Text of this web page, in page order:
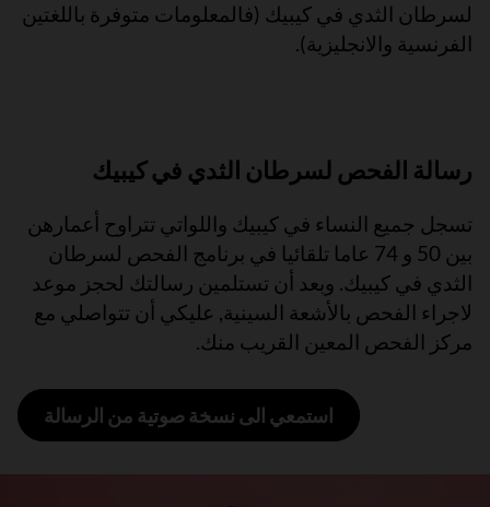
لسرطان الثدي في كيبيك (فالمعلومات متوفرة باللغتين
الفرنسية والانجليزية).
رسالة الفحص لسرطان الثدي في كيبيك
تسجل جميع النساء في كيبيك واللواتي تتراوح أعمارهن
بين 50 و 74 عاما تلقائيا في برنامج الفحص لسرطان
الثدي في كيبيك. وبعد أن تستلمين رسالتك لحجز موعد
لاجراء الفحص بالأشعة السينية, عليكي أن تتواصلي مع
مركز الفحص المعين القريب منك.
استمعي الى نسخة صوتية من الرسالة